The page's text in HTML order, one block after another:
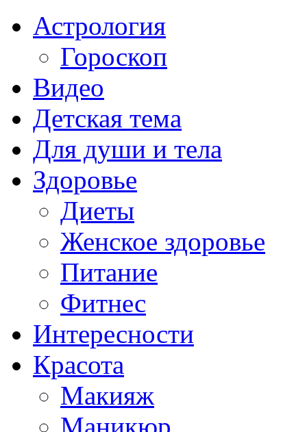
Астрология
Гороскоп
Видео
Детская тема
Для души и тела
Здоровье
Диеты
Женское здоровье
Питание
Фитнес
Интересности
Красота
Макияж